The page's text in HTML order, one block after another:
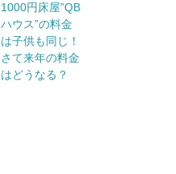
1000円床屋”QB
ハウス”の料金
は子供も同じ！
さて来年の料金
はどうなる？